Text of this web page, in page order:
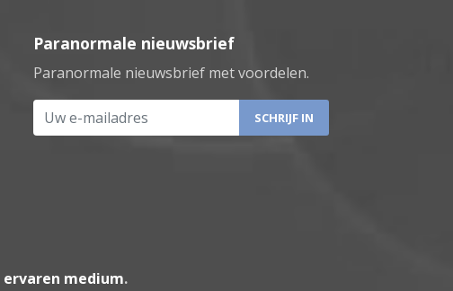
Paranormale nieuwsbrief
Paranormale nieuwsbrief met voordelen.
Uw e-mailadres
ervaren medium.